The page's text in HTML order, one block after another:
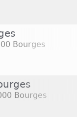
Bourges
Bourges